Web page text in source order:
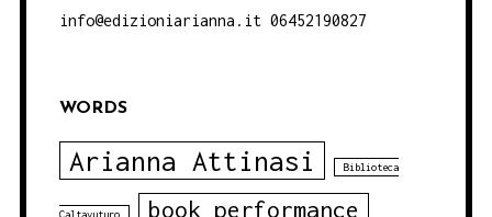
info@edizioniarianna.it 06452190827
WORDS
Arianna Attinasi Biblioteca
Caltavuturo book performance